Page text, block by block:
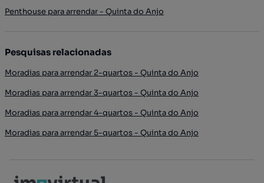
Penthouse para arrendar - Quinta do Anjo
Pesquisas relacionadas
Moradias para arrendar 2-quartos - Quinta do Anjo
Moradias para arrendar 3-quartos - Quinta do Anjo
Moradias para arrendar 4-quartos - Quinta do Anjo
Moradias para arrendar 5-quartos - Quinta do Anjo